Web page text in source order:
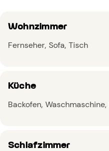
Wohnzimmer
Fernseher Sofa Tisch
Küche
Backofen Waschmaschine
Schlafzimmer